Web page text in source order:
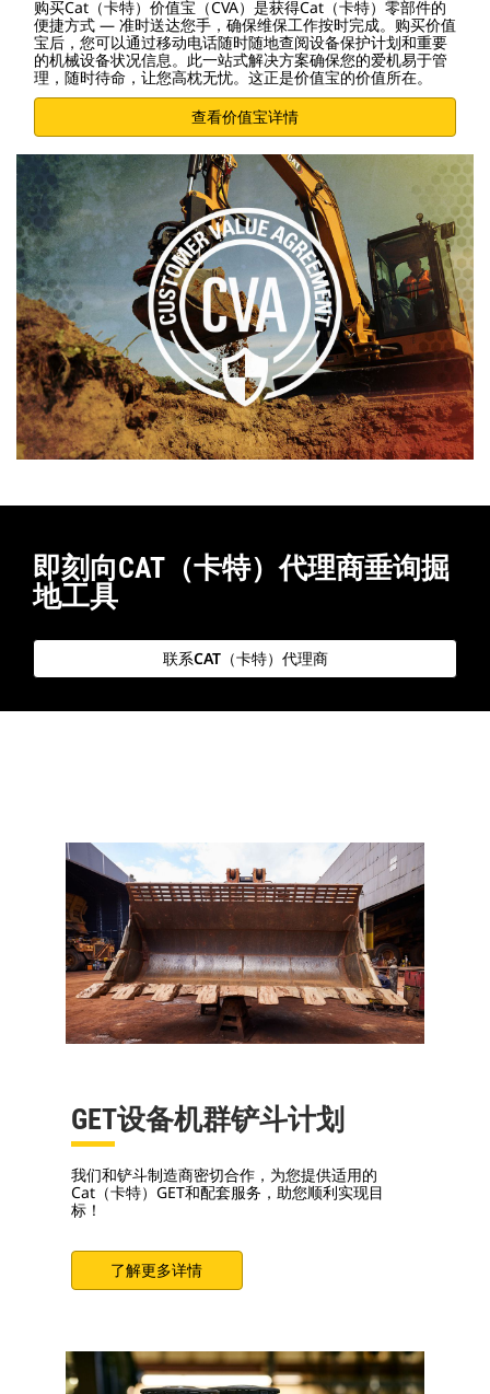
购买Cat（卡特）价值宝（CVA）是获得Cat（卡特）零部件的
便捷方式 — 准时送达您手，确保维保工作按时完成。购买价值
宝后，您可以通过移动电话随时随地查阅设备保护计划和重要
的机械设备状况信息。此一站式解决方案确保您的爱机易于管
理，随时待命，让您高枕无忧。这正是价值宝的价值所在。
查看价值宝详情
即刻向CAT（卡特）代理商垂询掘
地工具
联系CAT（卡特）代理商
GET设备机群铲斗计划
我们和铲斗制造商密切合作，为您提供适用的
Cat（卡特）GET和配套服务，助您顺利实现目
标！
了解更多详情